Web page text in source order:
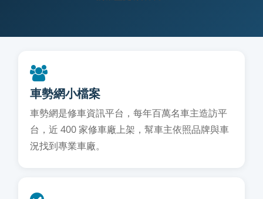
車勢網小檔案
車勢網是修車資訊平台，每年百萬名車主造訪平
台，近 400 家修車廠上架，幫車主依照品牌與車
況找到專業車廠。